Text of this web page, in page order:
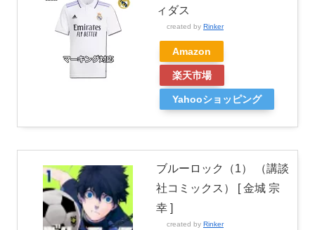
ィダス
created by Rinker
Amazon
楽天市場
Yahooショッピング
ブルーロック（1） （講談
社コミックス） [ 金城 宗
幸 ]
created by Rinker